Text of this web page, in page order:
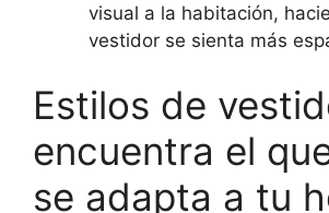
visual a la habitación,
vestidor se sienta más
Estilos de
encuentra el
se adapta a tu